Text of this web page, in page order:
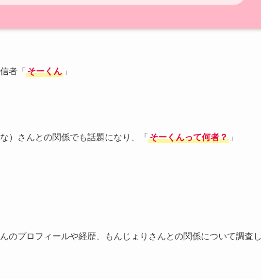
者「 そーくん 」
）さんとの関係でも話題になり、「 そーくんって何者？ 」
のプロフィールや経歴、もんじょりさんとの関係について調査し